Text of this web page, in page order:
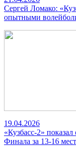
Сергей Ломако:
опытными
19.04.2026
«Кузбасс-2»
Финала за 13-16